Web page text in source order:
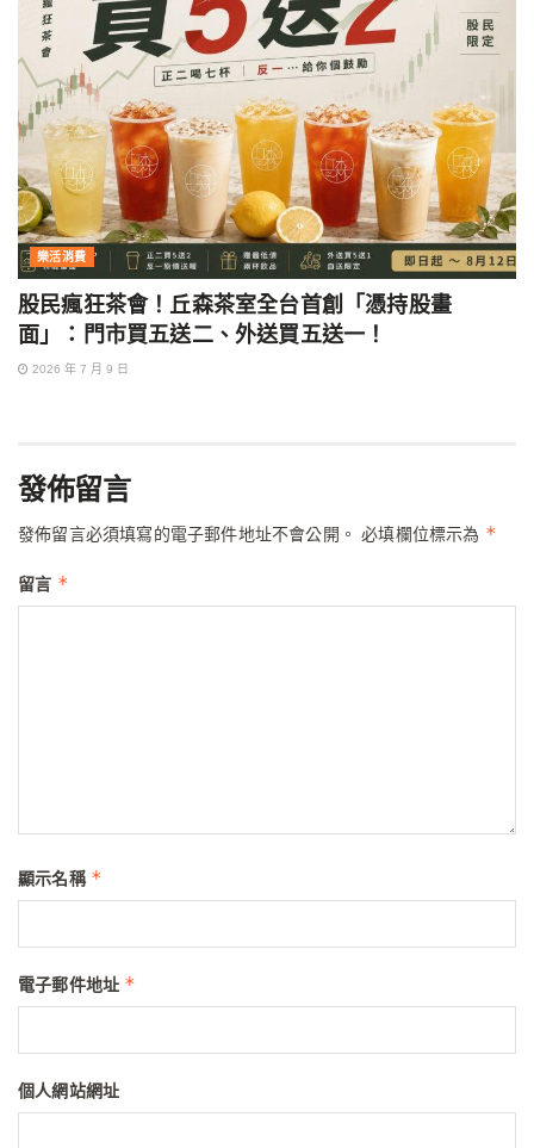
樂活消費
股民瘋狂茶會！丘森茶室全台首創「憑持股畫
面」：門市買五送二、外送買五送一！
2026 年 7 月 9 日
發佈留言
發佈留言必須填寫的電子郵件地址不會公開。 必填欄位標示為 *
留言 *
顯示名稱 *
電子郵件地址 *
個人網站網址